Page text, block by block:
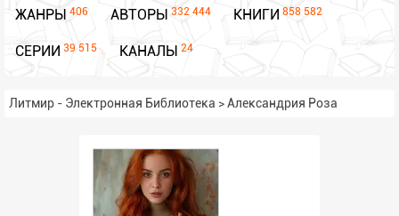
ЖАНРЫ 406 АВТОРЫ 332 444 КНИГИ 858 582
СЕРИИ 39 515 КАНАЛЫ 24
Литмир - Электронная Библиотека >Александрия Роза